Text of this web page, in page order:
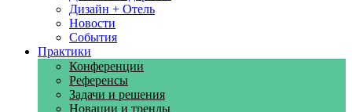
Дизайн + Отель
Новости
События
Практики
Конференции
Референсы
Задачи и решения
Новации и тренды